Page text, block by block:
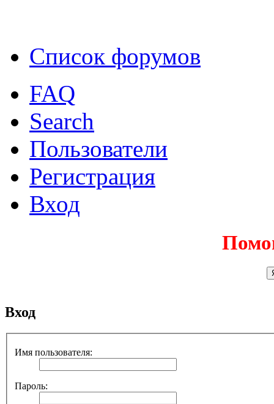
Список форумов
FAQ
Search
Пользователи
Регистрация
Вход
Вход
Имя пользователя:
Пароль: